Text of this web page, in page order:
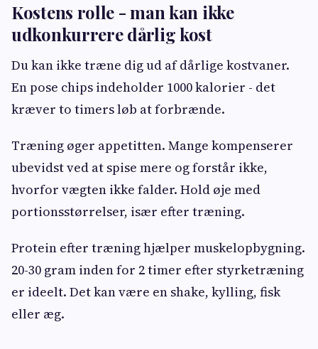
Kostens rolle - man kan ikke
udkonkurrere dårlig kost
Du kan ikke træne dig ud af dårlige kostvaner.
En pose chips indeholder 1000 kalorier - det
kræver to timers løb at forbrænde.
Træning øger appetitten. Mange kompenserer
ubevidst ved at spise mere og forstår ikke,
hvorfor vægten ikke falder. Hold øje med
portionsstørrelser, især efter træning.
Protein efter træning hjælper muskelopbygning.
20-30 gram inden for 2 timer efter styrketræning
er ideelt. Det kan være en shake, kylling, fisk
eller æg.